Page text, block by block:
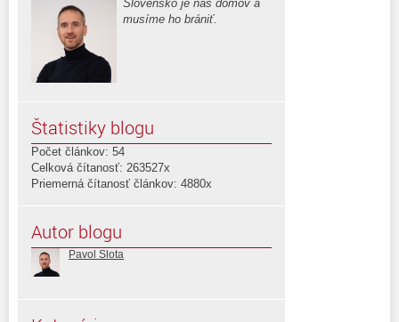
Slovensko je náš domov a
musíme ho brániť.
Štatistiky blogu
Počet článkov: 54
Celková čítanosť: 263527x
Priemerná čítanosť článkov: 4880x
Autor blogu
Pavol Slota